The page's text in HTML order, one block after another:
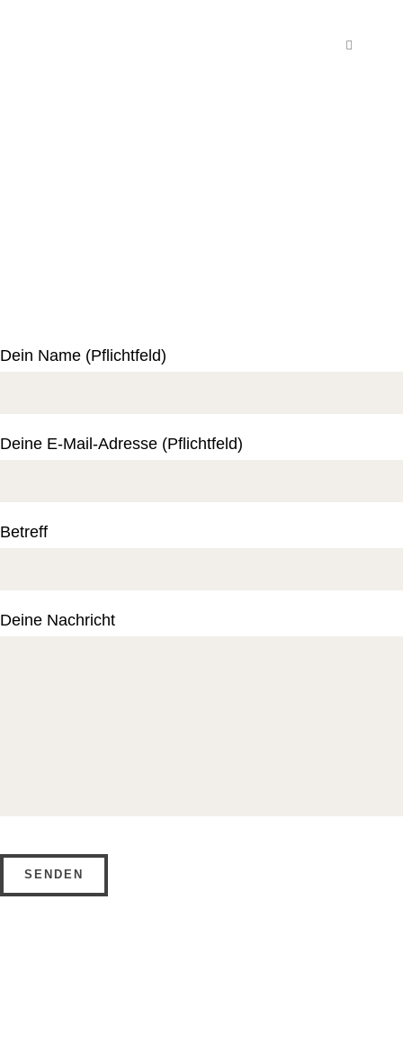
Dein Name (Pflichtfeld)
Deine E-Mail-Adresse (Pflichtfeld)
Betreff
Deine Nachricht
lasse
dieses